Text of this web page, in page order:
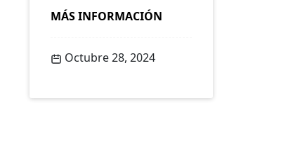
MÁS INFORMACIÓN
Octubre 28, 2024